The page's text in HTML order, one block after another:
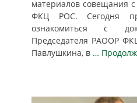
материалов совещания
ФКЦ РОС. Сегодня
ознакомиться с
Председателя РАООР
Павлушкина, в …